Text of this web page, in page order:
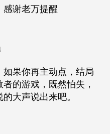
感谢老万提醒
果你再主动点，结局
的游戏，既然怕失，
大声说出来吧。